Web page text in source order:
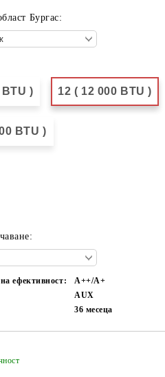
Бургас:
) 12 ( 12 000 BTU )
BTU )
ефективност:
А++/A+
AUX
36 месеца